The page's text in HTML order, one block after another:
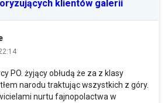
klientów galerii
PO. żyjący obłudą że za z klasy
narodu traktując wszystkich z góry.
nurtu fajnopolactwa w